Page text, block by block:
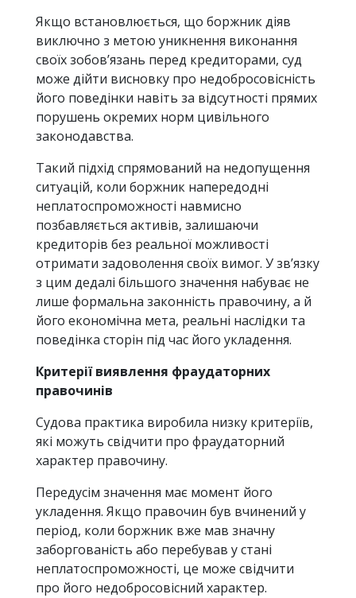
Якщо встановлюється, що боржник діяв
виключно з метою уникнення виконання
своїх зобов’язань перед кредиторами, суд
може дійти висновку про недобросовісність
його поведінки навіть за відсутності прямих
порушень окремих норм цивільного
законодавства.
Такий підхід спрямований на недопущення
ситуацій, коли боржник напередодні
неплатоспроможності навмисно
позбавляється активів, залишаючи
кредиторів без реальної можливості
отримати задоволення своїх вимог. У зв’язку
з цим дедалі більшого значення набуває не
лише формальна законність правочину, а й
його економічна мета, реальні наслідки та
поведінка сторін під час його укладення.
Критерії виявлення фраудаторних
правочинів
Судова практика виробила низку критеріїв,
які можуть свідчити про фраудаторний
характер правочину.
Передусім значення має момент його
укладення. Якщо правочин був вчинений у
період, коли боржник вже мав значну
заборгованість або перебував у стані
неплатоспроможності, це може свідчити
про його недобросовісний характер.